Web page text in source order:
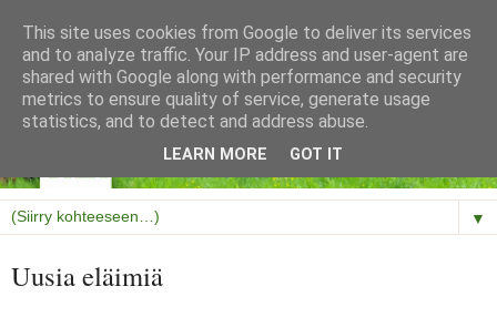
▼
Uusia eläimiä
This site uses cookies from Google to deliver its services
and to analyze traffic. Your IP address and user-agent are
shared with Google along with performance and security
metrics to ensure quality of service, generate usage
statistics, and to detect and address abuse.
LEARN MORE GOT IT